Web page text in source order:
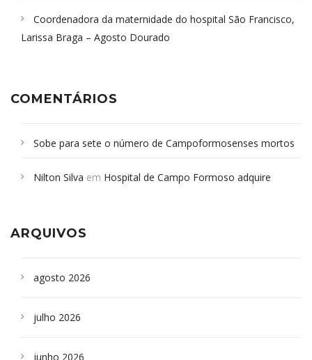
Coordenadora da maternidade do hospital São Francisco,
Larissa Braga – Agosto Dourado
COMENTÁRIOS
Sobe para sete o número de Campoformosenses mortos
Campoformosenses que morreram em desabamentos são
Nilton Silva em Hospital de Campo Formoso adquire
ARQUIVOS
agosto 2026
julho 2026
junho 2026